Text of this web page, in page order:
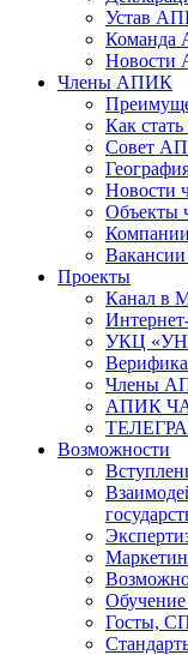
Устав
Члены АПИК
Как
Совет
Новости
Объекты
Проекты
Канал в
УКЦ
Члены
АПИК
Возможности
Обучение
Госты,